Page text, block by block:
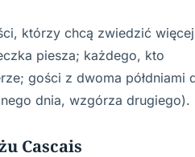
którzy chcą zwiedzić więcej
piesza; każdego, kto
gości z dwoma półdniami
dnia, wzgórza drugiego).
Cascais